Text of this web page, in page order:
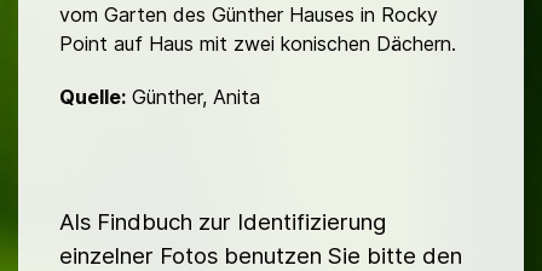
vom Garten des Günther Hauses in Rocky
Point auf Haus mit zwei konischen Dächern.
Quelle: Günther, Anita
Als Findbuch zur Identifizierung
einzelner Fotos benutzen Sie bitte den